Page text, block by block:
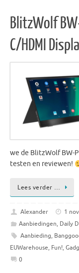
BlitzWolf
C/HDMI
we de BlitzWolf BW-
testen en reviewen!
Lees verder …
Alexander
1
Aanbiedingen, Daily
Aanbieding,
EUWarehouse, Fun!,
0